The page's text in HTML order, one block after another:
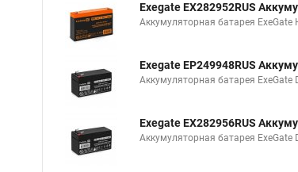
Exegate EX282952RUS
Аккумуляторная батарея
Exegate EP249948RUS
Аккумуляторная батарея
Exegate EX282956RUS
Аккумуляторная батарея